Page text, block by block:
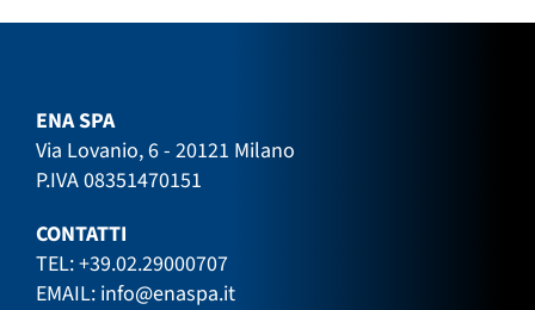
ENA SPA
Via Lovanio, 6 - 20121 Milano
P.IVA 08351470151
CONTATTI
TEL:+39.02.29000707
EMAIL: info@enaspa.it